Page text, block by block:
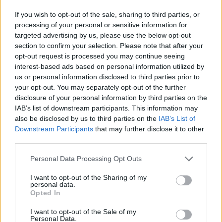
If you wish to opt-out of the sale, sharing to third parties, or
processing of your personal or sensitive information for
targeted advertising by us, please use the below opt-out
section to confirm your selection. Please note that after your
opt-out request is processed you may continue seeing
interest-based ads based on personal information utilized by
us or personal information disclosed to third parties prior to
your opt-out. You may separately opt-out of the further
disclosure of your personal information by third parties on the
IAB’s list of downstream participants. This information may
also be disclosed by us to third parties on the IAB’s List of
Downstream Participants that may further disclose it to other
Personal Data Processing Opt Outs
I want to opt-out of the Sharing of my
personal data.
Opted In
I want to opt-out of the Sale of my
Personal Data.
A fő haladási sávhoz plusz jutalomként
szupertápotkapunk, a mennyiség attól függ,
hogy melyik szinten állunk a bal oldali
bónuszsávban.
A szinteken való előrehaladással növekszik az
aszupertápmennyiség, amit a fő haladássáv
ajándékaiMELLÉkaphatunk.
A szupertáp mennyiségének a növekedése
az alábbiak szerint történik:
Szint
Plusz jutalom a fő haladás sáv jutalmai
mellé
a fő haladás sáv jutalmai mellé
+2 szupertápa fő haladás sáv jutalmai mellé
+4 szupertáp a fő haladás sáv jutalmai mellé